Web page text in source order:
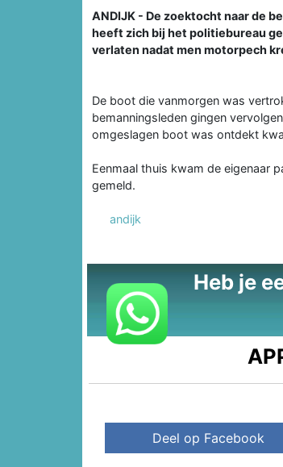
ANDIJK - De zoektocht naar de
heeft zich bij het politiebureau
verlaten nadat men motorpech
De boot die vanmorgen was
bemanningsleden gingen
omgeslagen boot was ontdekt
Eenmaal thuis kwam de eigenaar
gemeld.
andijk
Heb je
Deel op Facebook